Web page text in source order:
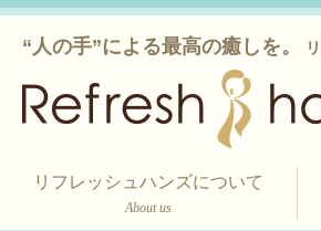
“人の手”による最高の癒しを。
リフレッシュハンズについて
About us